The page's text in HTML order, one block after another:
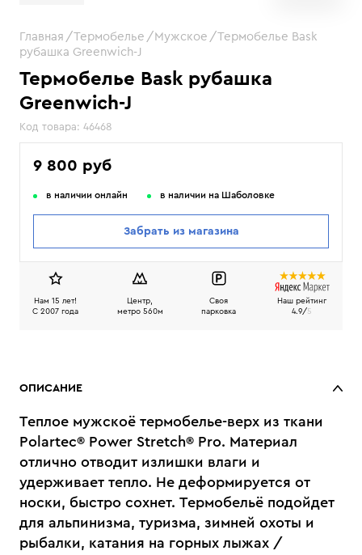
Термобелье Bask рубашка
Greenwich-J
Код товара: 46468
Главная Термобелье Мужское
Термобелье Bask
рубашка Greenwich-J
9 800 руб
в наличии онлайн в наличии на Шаболовке
Забрать из магазина
Нам 15 лет!
C 2007 года
Центр,
метро 560м
Своя
парковка
Наш рейтинг
4.9/5
ОПИСАНИЕ
Теплое мужскоё термобелье-верх из ткани
Polartec® Power Stretch® Pro. Материал
отлично отводит излишки влаги и
удерживает тепло. Не деформируется от
носки, быстро сохнет. Термобельё подойдет
для альпинизма, туризма, зимней охоты и
рыбалки, катания на горных лыжах /